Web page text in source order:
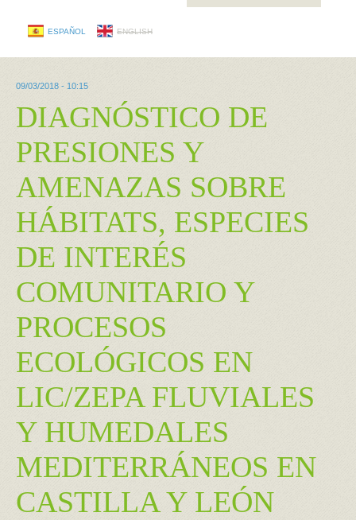
ESPAÑOL ENGLISH
09/03/2018 - 10:15
DIAGNÓSTICO DE
PRESIONES Y
AMENAZAS SOBRE
HÁBITATS, ESPECIES
DE INTERÉS
COMUNITARIO Y
PROCESOS
ECOLÓGICOS EN
LIC/ZEPA FLUVIALES
Y HUMEDALES
MEDITERRÁNEOS EN
CASTILLA Y LEÓN